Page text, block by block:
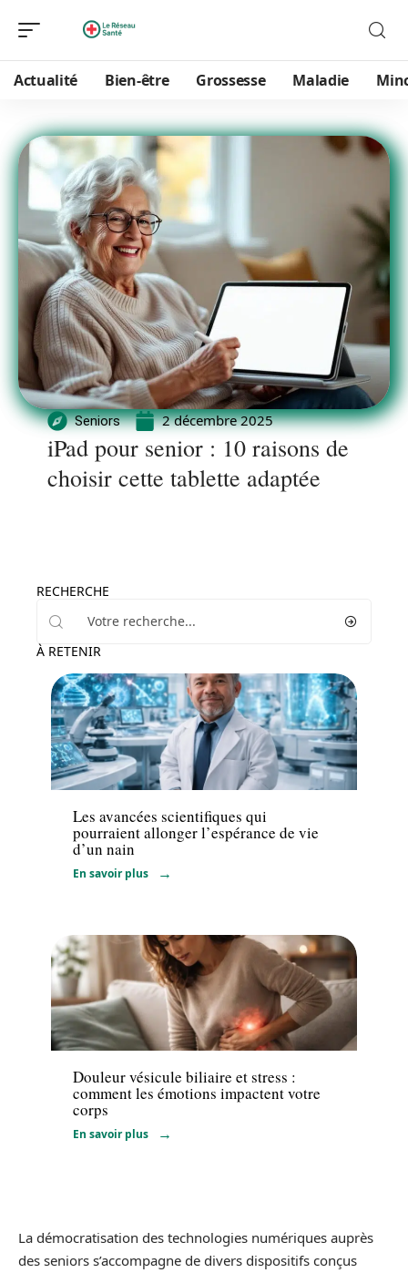
Actualité Bien-être Grossesse Maladie
Seniors 2 décembre 2025
iPad pour senior : 10 raisons de
choisir cette tablette adaptée
RECHERCHE
À RETENIR
Santé
Les avancées scientifiques qui
pourraient allonger l’espérance de vie
d’un nain
En savoir plus
Bien-être
Douleur vésicule biliaire et stress :
comment les émotions impactent votre
corps
En savoir plus
La démocratisation des technologies numériques auprès
des seniors s’accompagne de divers dispositifs conçus